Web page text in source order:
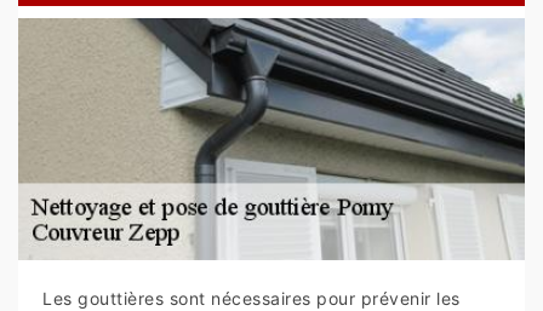
Les gouttières sont nécessaires pour prévenir les